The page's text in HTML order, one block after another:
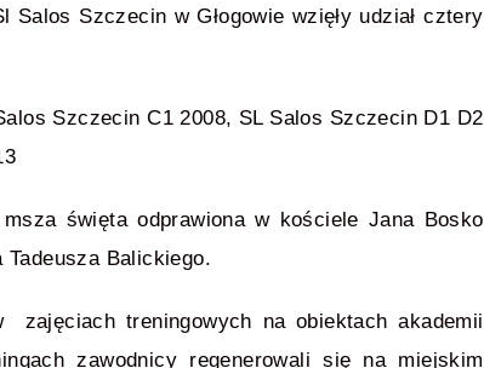
Szczecin w Głogowie wzięły udział cztery
Szczecin C1 2008, SL Salos Szczecin D1 D2
święta odprawiona w kościele Jana Bosko
Balickiego.
zajęciach treningowych na obiektach akademii
zawodnicy regenerowali się na miejskim